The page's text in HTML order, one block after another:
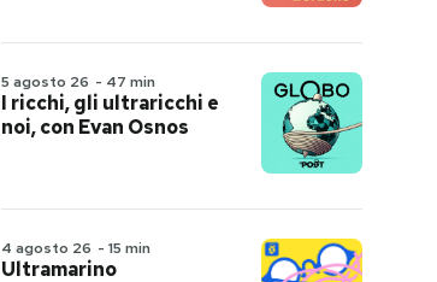
5 agosto 26 - 47 min
I ricchi, gli ultraricchi e
noi, con Evan Osnos
4 agosto 26 - 15 min
Ultramarino